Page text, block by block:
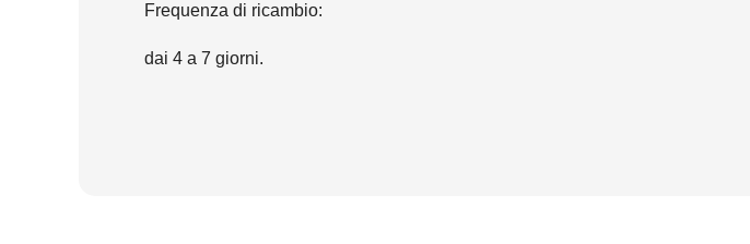
Frequenza di ricambio:
dai 4 a 7 giorni.